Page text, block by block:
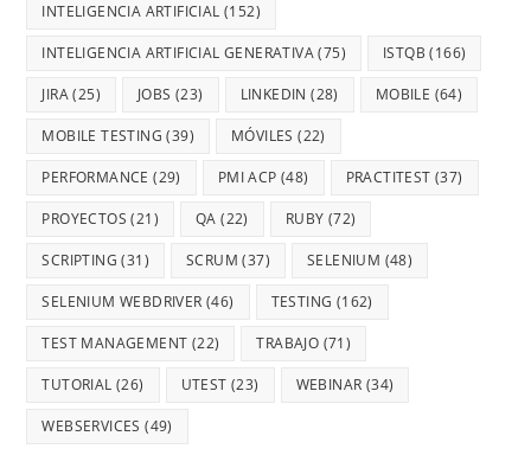
INTELIGENCIA ARTIFICIAL (152)
INTELIGENCIA ARTIFICIAL GENERATIVA(75) ISTQB (166)
JIRA(25) JOBS (23) LINKEDIN (28) MOBILE (64)
MOBILE TESTING (39) MÓVILES (22)
PERFORMANCE (29) PMI ACP (48) PRACTITEST (37)
PROYECTOS (21) QA (22) RUBY (72)
SCRIPTING (31) SCRUM (37) SELENIUM (48)
SELENIUM WEBDRIVER (46) TESTING (162)
TEST MANAGEMENT (22) TRABAJO (71)
TUTORIAL (26) UTEST (23) WEBINAR (34)
WEBSERVICES (49)